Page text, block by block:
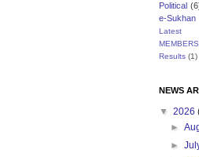
Political
e-Sukhan
Latest
Results (1)
NEWS
▼ 2026
►
►